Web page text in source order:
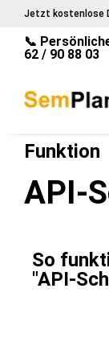
Jetzt kostenlose
📞
62 / 90 88 03
Funktion
API-
So
"API-